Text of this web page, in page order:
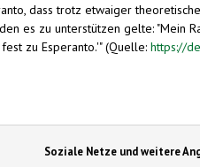
dass trotz etwaiger
es zu unterstützen gelte: "Mein
zu Esperanto.'" (Quelle: https://
Soziale Netze und weitere